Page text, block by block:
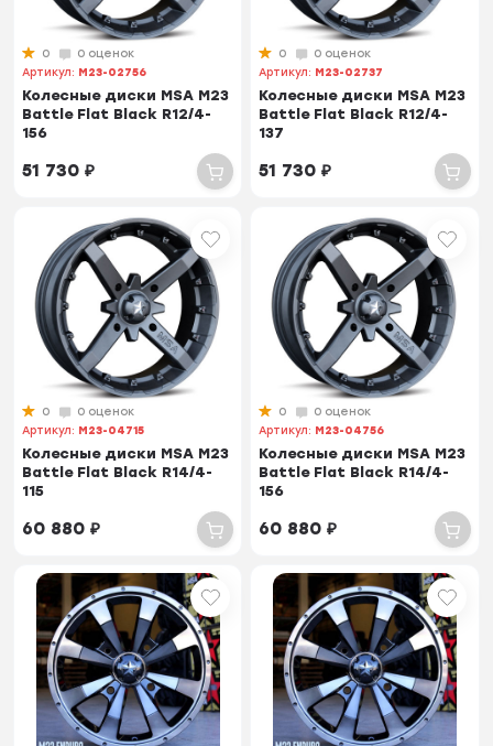
0
0 оценок
Артикул: M23-02756
Колесные диски MSA M23
Battle Flat Black R12/4-
156
51 730₽
0
0 оценок
Артикул: M23-02737
Колесные диски MSA M23
Battle Flat Black R12/4-
137
51 730₽
0
0 оценок
Артикул: M23-04715
Колесные диски MSA M23
Battle Flat Black R14/4-
115
60 880₽
0
0 оценок
Артикул: M23-04756
Колесные диски MSA M23
Battle Flat Black R14/4-
156
60 880₽